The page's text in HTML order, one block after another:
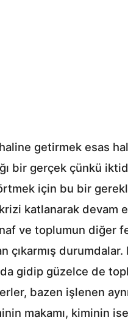
getirmek esas
bir gerçek çünkü
için bu bir
katlanarak devam
ve toplumun diğer
durumdalar.
gidip güzelce de
bazen işlenen
makamı, kiminin